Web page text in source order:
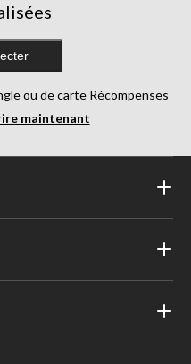
ou de carte Récompenses
maintenant